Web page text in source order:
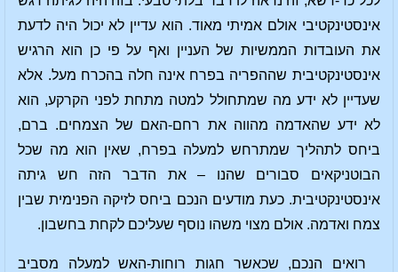
אינסטינקטיבי אולם אמיתי מאוד. הוא עדיין לא יכול היה לדעת
את העובדות הממשיות של העניין ואף על פי כן הוא הרגיש
אינסטינקטיבית שההפריה בפרח אינה חלה בהכרח מעל. אלא
שעדיין לא ידע מה שמתחולל למטה מתחת לפני הקרקע, הוא
לא ידע שהאדמה מהווה את רחם-האם של הצמחים. ברם,
ביחס לתהליך שמתרחש למעלה בפרח, שאין הוא מה שכל
הבוטניקאים סבורים שהנו – את הדבר הזה חש גיתה
אינסטינקטיבית. כעת מודעים הנכם ביחס לזיקה הפנימית שבין
צמח ואדמה. אולם מצוי משהו נוסף שעליכם לקחת בחשבון.
רואים הנכם, שכאשר חגות רוחות-האש למעלה מסביב